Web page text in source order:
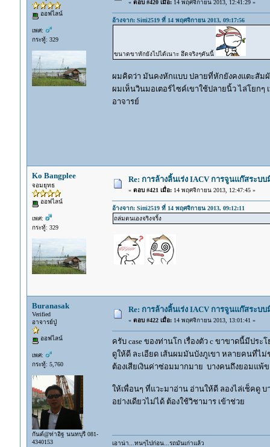
ออฟไลน์
เพศ:
กระทู้: 329
« ตอบ #420 เมื่อ:14 พฤศจิกายน 2013, 12:41:29 »
อ้างจาก: Sitti2519 ที่ 14 พฤศจิกายน 2013, 09:17:56
ขนาดขาหักยังไปได้เนาะ อึดจริงๆคันนี้
ผมคิดว่า มันคงหักแบบ ปลายที่หักยังคงแตะสัม
ผมเห็นวินมอเตอร์ไซค์เขาใช้ปลายนิ้ว ไล่โยก
อาจารย์
Ko Bangplee
จอมยุทธ
ออฟไลน์
เพศ:
กระทู้: 329
Re: การล้างลิ้นเร่ง IACV การจูนแก๊สระ
« ตอบ #421 เมื่อ:14 พฤศจิกายน 2013, 12:47:45 »
อ้างจาก: Sitti2519 ที่ 14 พฤศจิกายน 2013, 09:12:11
ถล่มตนเองจริงจริ้ง
Buranasak
Verified
อาจารย์ปู่
ออฟไลน์
เพศ:
กระทู้: 5,760
กันต์@ท่าอิฐ นนทบุรี 081-
4340153
Re: การล้างลิ้นเร่ง IACV การจูนแก๊สระ
« ตอบ #422 เมื่อ:14 พฤศจิกายน 2013, 13:01:41 »
ครับ case ของท่านโก เรื่องตัว c ขาขาดนี้มีประ
ดูให้ดี ละเอียด เส้นผมมันบังภูเขา หลายคนที่ไ
ต้องเสียเงินค่าซ่อมมากมาย บางคนถึงยอมแพ้
ให้เพื่อนๆ ที่แวะมาอ่าน อ่านให้ดี ลองไล่เช็คดู
อย่างเดียวไม่ได้ ต้องใช้วิชามาร เข้าช่วย
เอาน่า...ทนๆไปก่อน...รถมันเก่าแล้ว